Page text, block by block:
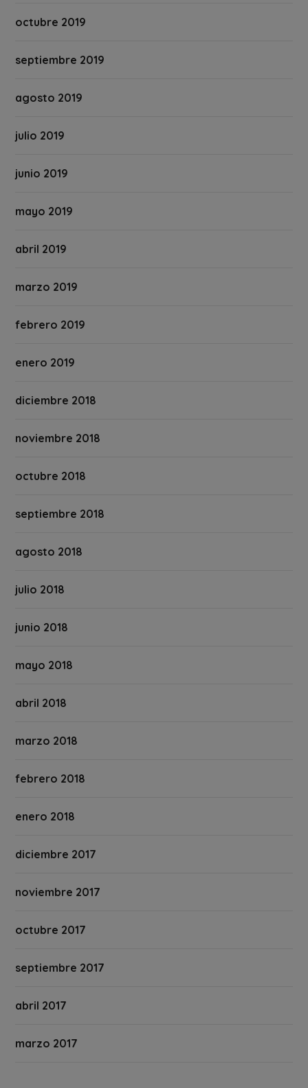
octubre 2019
septiembre 2019
agosto 2019
julio 2019
junio 2019
mayo 2019
abril 2019
marzo 2019
febrero 2019
enero 2019
diciembre 2018
noviembre 2018
octubre 2018
septiembre 2018
agosto 2018
julio 2018
junio 2018
mayo 2018
abril 2018
marzo 2018
febrero 2018
enero 2018
diciembre 2017
noviembre 2017
octubre 2017
septiembre 2017
abril 2017
marzo 2017